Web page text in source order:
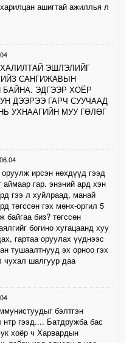
ашигтай ажиллья л
ЭШЛЭЛИЙГ
САНГИЖАВЫН
БАЙНА. ЭДГЭЭР ХОЁР
ДЭЭРЭЭ ГАРЧ СУУЧААД
УХНААГИЙН МУУ ГӨЛӨГ
ирсэн нөхдүүд гээд
аймаар гар. энэний ард хэн
гээ л хуйлраад, манай
төгссөн гэх мөнх-оргил 5
байгаа биз? төгссөн
богино хугацаанд хуу
гартаа оруулах үүднээс
тушаалтнууд эх орноо гэх
чухал шалгуур даа
бэлтгэн
гээд.... Батдружба бас
хоёр ч Харвардын